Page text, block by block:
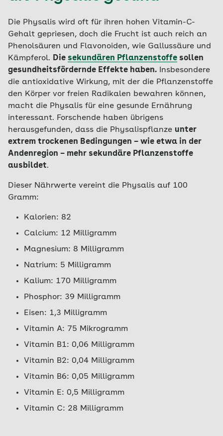
Die Physalis wird oft für ihren hohen Vitamin-C-
Gehalt gepriesen, doch die Frucht ist auch reich an
Phenolsäuren und Flavonoiden, wie Gallussäure und
Kämpferol. Die sekundären Pflanzenstoffe sollen
gesundheitsfördernde Effekte haben. Insbesondere
die antioxidative Wirkung, mit der die Pflanzenstoffe
den Körper vor freien Radikalen bewahren können,
macht die Physalis für eine gesunde Ernährung
interessant. Forschende haben übrigens
herausgefunden, dass die Physalispflanze unter
extrem trockenen Bedingungen – wie etwa in der
Andenregion – mehr sekundäre Pflanzenstoffe
ausbildet.
Dieser Nährwerte vereint die Physalis auf 100
Gramm:
Kalorien: 82
Calcium: 12 Milligramm
Magnesium: 8 Milligramm
Natrium: 5 Milligramm
Kalium: 170 Milligramm
Phosphor: 39 Milligramm
Eisen: 1,3 Milligramm
Vitamin A: 75 Mikrogramm
Vitamin B1: 0,06 Milligramm
Vitamin B2: 0,04 Milligramm
Vitamin B6: 0,05 Milligramm
Vitamin E: 0,5 Milligramm
Vitamin C: 28 Milligramm